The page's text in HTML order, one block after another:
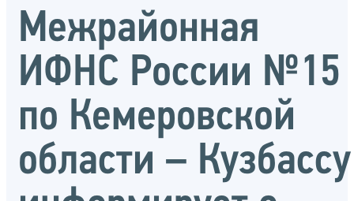
Межрайонная
ИФНС России №15
по Кемеровской
области – Кузбассу